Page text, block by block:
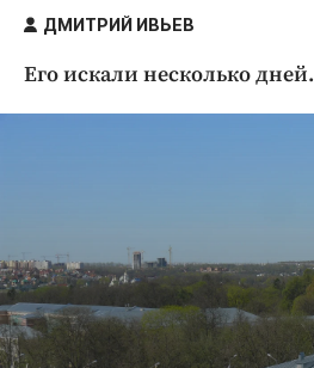
Народные новости
Общество
Погода
Праздники
ДМИТРИЙ ИВЬЕВ
Его искали несколько дней.